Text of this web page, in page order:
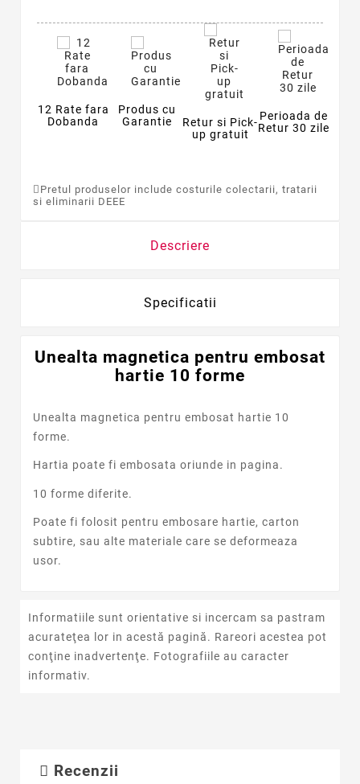
12 Rate fara
Dobanda
Produs cu
Garantie
Retur si Pick-
up gratuit
Perioada de
Retur 30 zile
Pretul produselor include costurile colectarii, tratarii
si eliminarii DEEE
Descriere
Specificatii
Unealta magnetica pentru embosat
hartie 10 forme
Unealta magnetica pentru embosat hartie 10
forme.
Hartia poate fi embosata oriunde in pagina.
10 forme diferite.
Poate fi folosit pentru embosare hartie, carton
subtire, sau alte materiale care se deformeaza
usor.
Informatiile sunt orientative si incercam sa pastram
acurateţea lor in acestă pagină. Rareori acestea pot
conţine inadvertenţe. Fotografiile au caracter
informativ.
Recenzii